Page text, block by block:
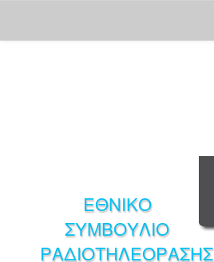
ΕΘΝΙΚΟ
ΣΥΜΒΟΥΛΙΟ
ΡΑΔΙΟΤΗΛΕΟΡΑΣΗΣ